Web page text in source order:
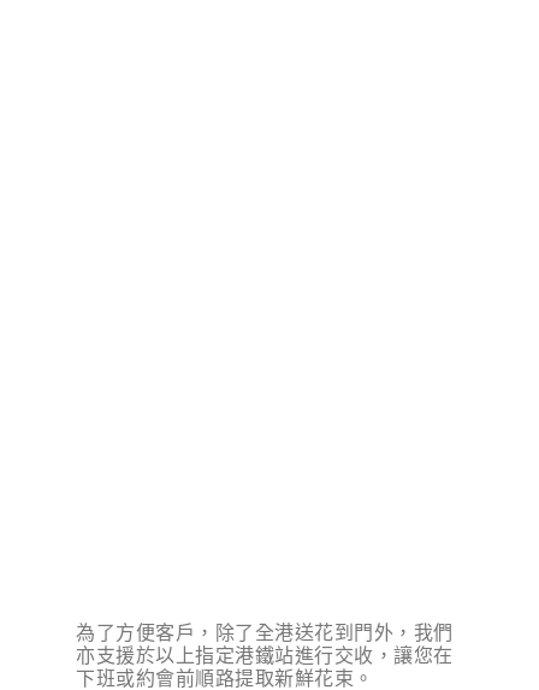
為了方便客戶，除了全港送花到門外，我們
亦支援於以上指定港鐵站進行交收，讓您在
下班或約會前順路提取新鮮花束。